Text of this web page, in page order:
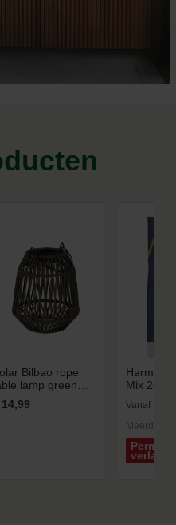
Bilbao rope
lamp green
Harmony
Mix 20kg
Vanaf
Meerdere